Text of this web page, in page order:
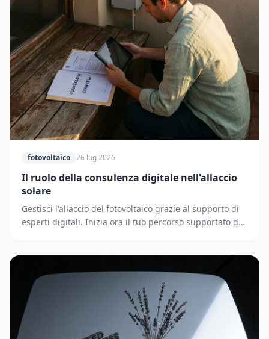
fotovoltaico 26 lug 2026
Il ruolo della consulenza digitale nell'allaccio
solare
Gestisci l'allaccio del fotovoltaico grazie al supporto di
esperti digitali. Inizia ora il tuo percorso supportato dai